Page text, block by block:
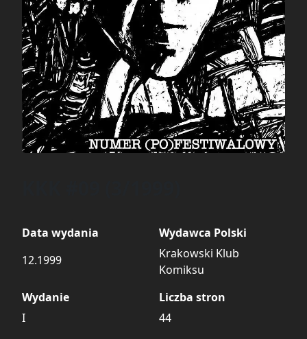
Data wydania
12.1999
Wydawca Polski
Krakowski Klub
Komiksu
Wydanie
I
Liczba stron
44